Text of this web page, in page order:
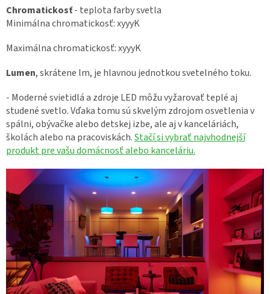
Chromatickosť- teplota farby svetla
Minimálna chromatickosť: xyyyK
Maximálna chromatickosť: xyyyK
Lumen, skrátene lm, je hlavnou jednotkou svetelného toku.
- Moderné svietidlá a zdroje LED môžu vyžarovať teplé aj
studené svetlo. Vďaka tomu sú skvelým zdrojom osvetlenia v
spálni, obývačke alebo detskej izbe, ale aj v kanceláriách,
školách alebo na pracoviskách.Stačí si vybrať najvhodnejší
produkt pre vašu domácnosť alebo kanceláriu.